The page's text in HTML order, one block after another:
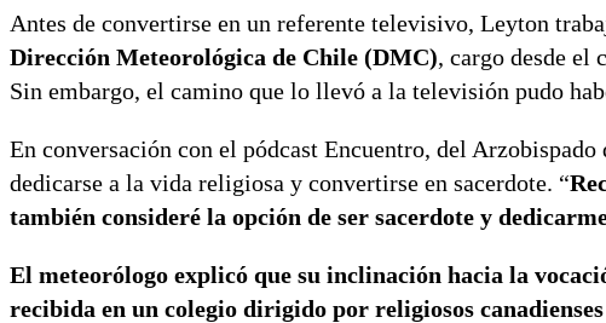
Antes de convertirse en un referente televisivo, Leyton
Dirección Meteorológica de Chile (DMC), cargo desde el
Sin embargo, el camino que lo llevó a la televisión pudo
En conversación con el pódcast Encuentro, del
dedicarse a la vida religiosa y convertirse en sacerdote. “
también consideré la opción de ser sacerdote y
El meteorólogo explicó que su inclinación hacia la
recibida en un colegio dirigido por religiosos